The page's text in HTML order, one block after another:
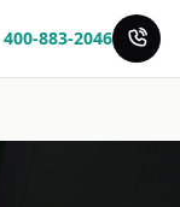
400-883-2046